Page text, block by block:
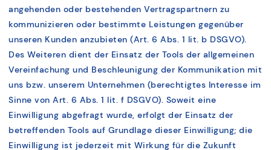
angehenden oder bestehenden Vertragspartnern zu
kommunizieren oder bestimmte Leistungen gegenüber
unseren Kunden anzubieten (Art. 6 Abs. 1 lit. b DSGVO).
Des Weiteren dient der Einsatz der Tools der allgemeinen
Vereinfachung und Beschleunigung der Kommunikation mit
uns bzw. unserem Unternehmen (berechtigtes Interesse im
Sinne von Art. 6 Abs. 1 lit. f DSGVO). Soweit eine
Einwilligung abgefragt wurde, erfolgt der Einsatz der
betreffenden Tools auf Grundlage dieser Einwilligung; die
Einwilligung ist jederzeit mit Wirkung für die Zukunft